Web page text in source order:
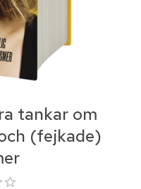
tankar om
(fejkade)